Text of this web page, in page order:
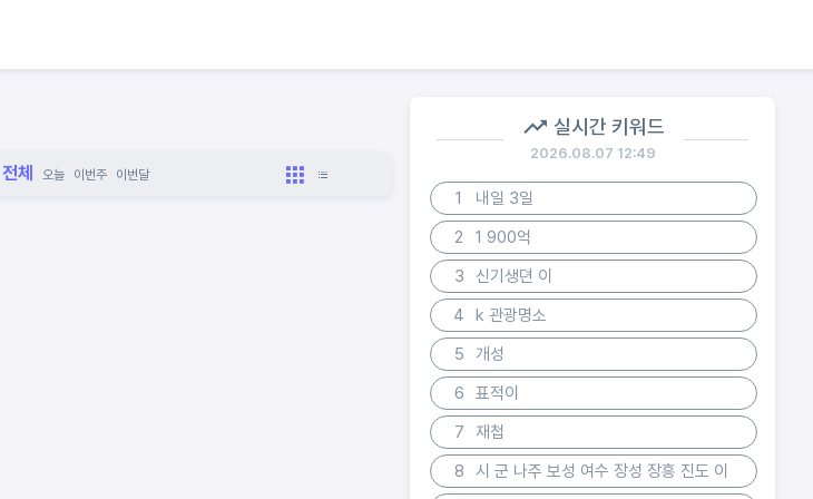
전체 오늘 이번주 이번달
실시간 키워드
2026.08.07 12:49
1
내일 3일
2
1 900억
3
신기생뎐 이
4
k 관광명소
5
개성
6
표적이
7
재첩
8
시 군 나주 보성 여수 장성 장흥 진도 이